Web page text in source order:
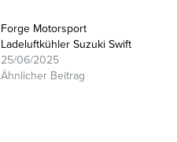
Forge Motorsport
Ladeluftkühler Suzuki Swift
25/06/2025
Ähnlicher Beitrag